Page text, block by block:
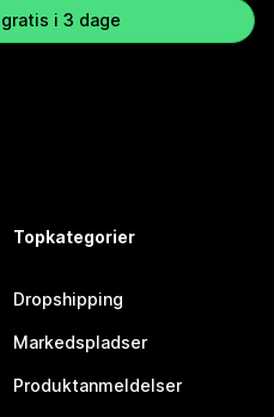
i 3 dage
Topkategorier
Dropshipping
Markedspladser
Produktanmeldelser